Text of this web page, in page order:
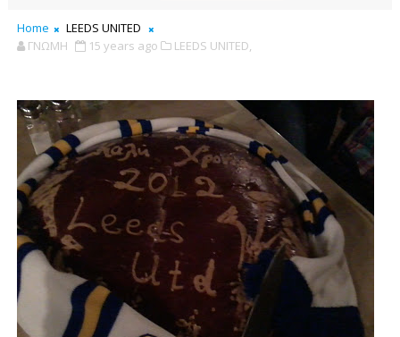
Home
LEEDS UNITED
ΓΝΩΜΗ
15 years ago LEEDS UNITED,